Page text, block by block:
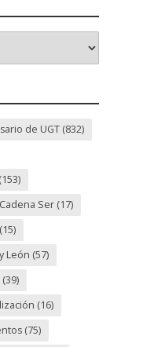
de UGT(832)
Cadena Ser(17)
(15)
León (57)
(39)
(16)
(75)